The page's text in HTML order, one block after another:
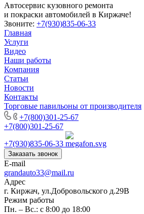
Автосервис кузовного ремонта
и покраски автомобилей в Киржаче!
Звоните: +7(930)835-06-33
Главная
Услуги
Видео
Наши работы
Компания
Статьи
Новости
Контакты
Торговые павильоны от производителя
+7(800)301-25-67
+7(800)301-25-67
+7(930)835-06-33
Заказать звонок
E-mail
grandauto33@mail.ru
Адрес
г. Киржач, ул.Добровольского д.29В
Режим работы
Пн. – Вс.: с 8:00 до 18:00